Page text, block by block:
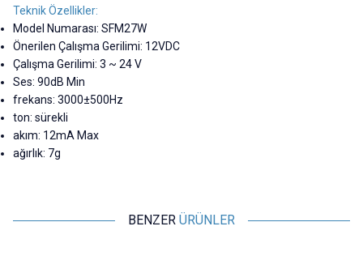
Teknik Özellikler:
Model Numarası: SFM27W
Önerilen Çalışma Gerilimi: 12VDC
Çalışma Gerilimi: 3 ~ 24 V
Ses: 90dB Min
frekans: 3000±500Hz
ton: sürekli
akım: 12mA Max
ağırlık: 7g
BENZER ÜRÜNLER